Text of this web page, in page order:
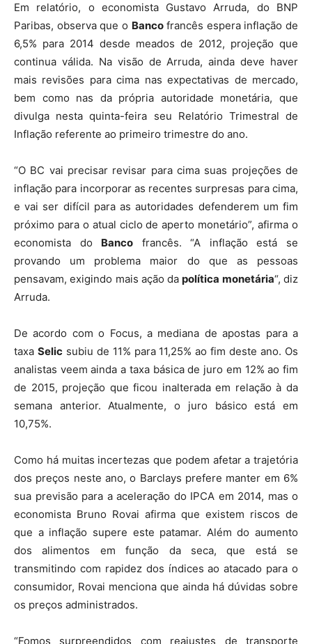
Em relatório, o economista Gustavo Arruda, do BNP
Paribas, observa que o Bancofrancês espera inflação de
6,5% para 2014 desde meados de 2012, projeção que
continua válida. Na visão de Arruda, ainda deve haver
mais revisões para cima nas expectativas de mercado,
bem como nas da própria autoridade monetária, que
divulga nesta quinta-feira seu Relatório Trimestral de
Inflação referente ao primeiro trimestre do ano.
“O BC vai precisar revisar para cima suas projeções de
inflação para incorporar as recentes surpresas para cima,
e vai ser difícil para as autoridades defenderem um fim
próximo para o atual ciclo de aperto monetário”, afirma o
economista do Banco francês. “A inflação está se
provando um problema maior do que as pessoas
pensavam, exigindo mais ação dapolítica monetária“, diz
Arruda.
De acordo com o Focus, a mediana de apostas para a
taxa Selicsubiu de 11% para 11,25% ao fim deste ano. Os
analistas veem ainda a taxa básica de juro em 12% ao fim
de 2015, projeção que ficou inalterada em relação à da
semana anterior. Atualmente, o juro básico está em
10,75%.
Como há muitas incertezas que podem afetar a trajetória
dos preços neste ano, o Barclays prefere manter em 6%
sua previsão para a aceleração do IPCA em 2014, mas o
economista Bruno Rovai afirma que existem riscos de
que a inflação supere este patamar. Além do aumento
dos alimentos em função da seca, que está se
transmitindo com rapidez dos índices ao atacado para o
consumidor, Rovai menciona que ainda há dúvidas sobre
os preços administrados.
“Fomos surpreendidos com reajustes de transporte